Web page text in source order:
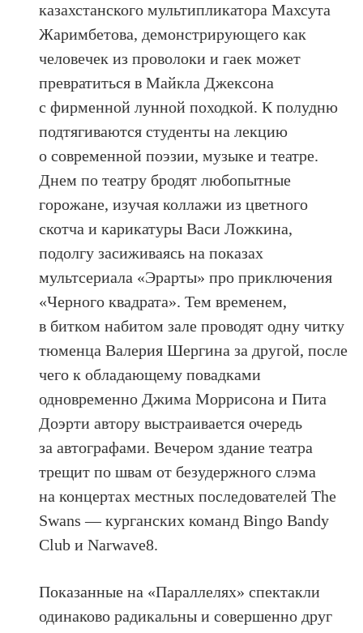
казахстанского мультипликатора Махсута
Жаримбетова, демонстрирующего как
человечек из проволоки и гаек может
превратиться в Майкла Джексона
с фирменной лунной походкой. К полудню
подтягиваются студенты на лекцию
о современной поэзии, музыке и театре.
Днем по театру бродят любопытные
горожане, изучая коллажи из цветного
скотча и карикатуры Васи Ложкина,
подолгу засиживаясь на показах
мультсериала «Эрарты» про приключения
«Черного квадрата». Тем временем,
в битком набитом зале проводят одну читку
тюменца Валерия Шергина за другой, после
чего к обладающему повадками
одновременно Джима Моррисона и Пита
Доэрти автору выстраивается очередь
за автографами. Вечером здание театра
трещит по швам от безудержного слэма
на концертах местных последователей The
Swans — курганских команд Bingo Bandy
Club и Narwave8.
Показанные на «Параллелях» спектакли
одинаково радикальны и совершенно друг